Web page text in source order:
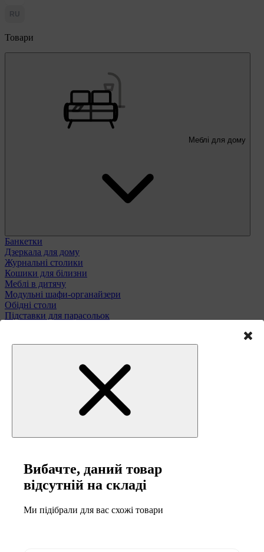
RU
Товари
Меблі для дому
Банкетки
Дзеркала для дому
Журнальні столики
Кошики для білизни
Меблі в дитячу
Модульні шафи-органайзери
Обідні столи
Підставки для парасольок
Туалетні столики
Вибачте, даний товар
відсутній на складі
Ми підібрали для вас схожі товари